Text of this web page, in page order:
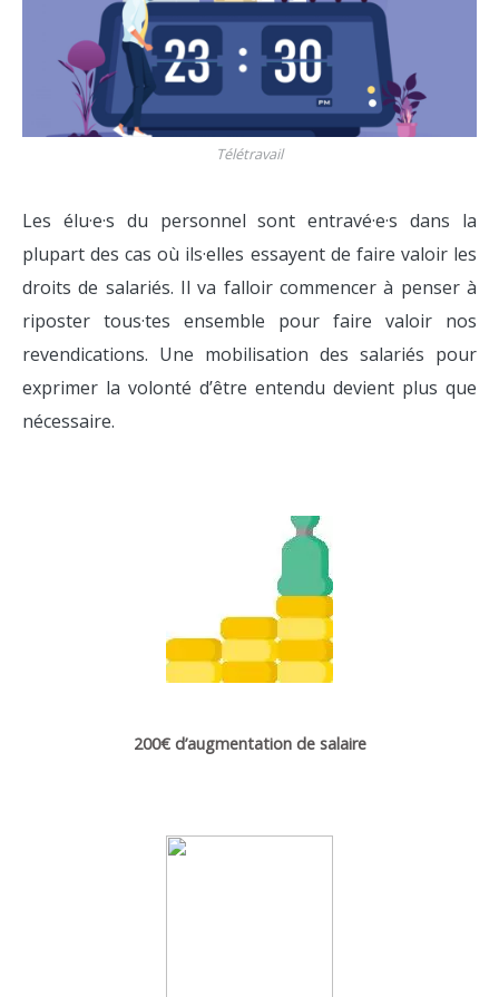
Télétravail
Les élu·e·s du personnel sont entravé·e·s dans la
plupart des cas où ils·elles essayent de faire valoir les
droits de salariés. Il va falloir commencer à penser à
riposter tous·tes ensemble pour faire valoir nos
revendications. Une mobilisation des salariés pour
exprimer la volonté d’être entendu devient plus que
nécessaire.
200€ d’augmentation de salaire